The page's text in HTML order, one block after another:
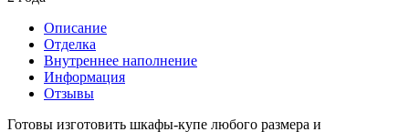
Описание
Отделка
Внутреннее наполнение
Информация
Отзывы
Готовы изготовить шкафы-купе любого размера и